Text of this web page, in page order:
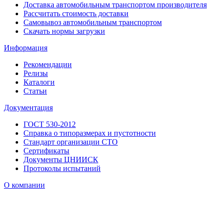
Доставка автомобильным транспортом производителя
Рассчитать стоимость доставки
Самовывоз автомобильным транспортом
Скачать нормы загрузки
Информация
Рекомендации
Релизы
Каталоги
Статьи
Документация
ГОСТ 530-2012
Справка о типоразмерах и пустотности
Стандарт организации СТО
Сертификаты
Документы ЦНИИСК
Протоколы испытаний
О компании